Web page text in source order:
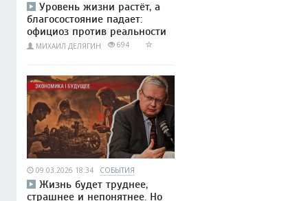
Уровень жизни растёт, а
благосостояние падает:
официоз против реальности
МИХАИЛ ДЕЛЯГИН 694
09.03.2026 18:34 СОБЫТИЯ
Жизнь будет труднее,
страшнее и непонятнее. Но